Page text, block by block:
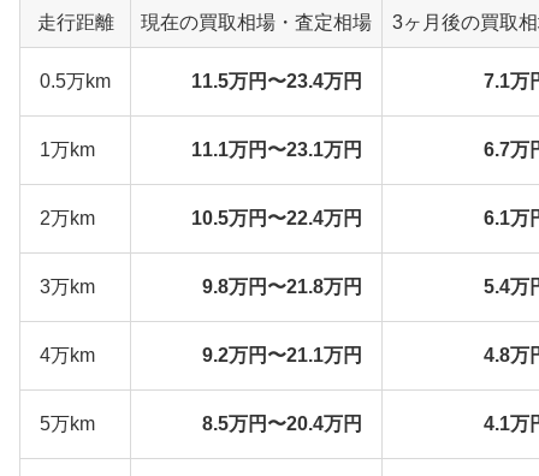
走行距離 現在の買取相場・査定相場 3ヶ月後の買取
0.5万km 11.5万円〜23.4万円 7.1万
1万km 11.1万円〜23.1万円 6.7万
2万km 10.5万円〜22.4万円 6.1万
3万km 9.8万円〜21.8万円 5.4万
4万km 9.2万円〜21.1万円 4.8万
5万km 8.5万円〜20.4万円 4.1万